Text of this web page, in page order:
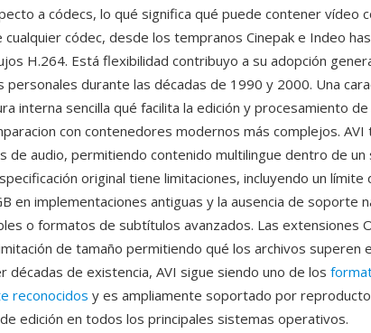
a códecs, lo qué significa qué puede contener vídeo
cualquier códec, desde los tempranos Cinepak e Indeo
H.264. Está flexibilidad contribuyo a su adopción
personales durante las décadas de 1990 y 2000. Una
interna sencilla qué facilita la edición y procesamiento de
con contenedores modernos más complejos.
de audio, permitiendo contenido multilingue dentro de un
original tiene limitaciones, incluyendo un límite
en implementaciones antiguas y la ausencia de soporte
o formatos de subtítulos avanzados. Las extensiones
de tamaño permitiendo qué los archivos superen
décadas de existencia, AVI sigue siendo uno de los
reconocidos y es ampliamente soportado por
edición en todos los principales sistemas operativos.